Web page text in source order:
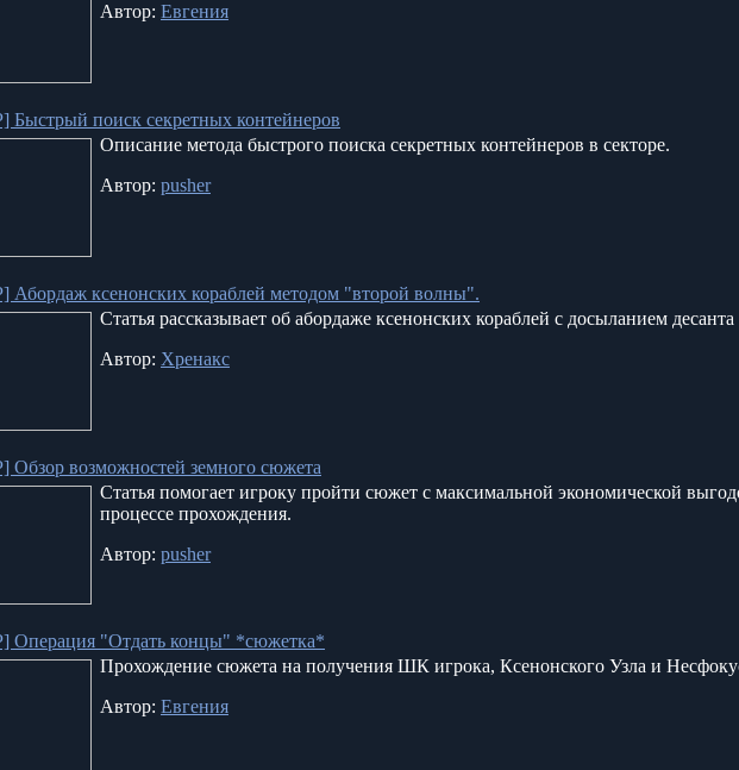
Автор: Евгения
Быстрый поиск секретных контейнеров
Описание метода быстрого поиска секретных контейнеров в секторе.
Автор: pusher
Абордаж ксенонских кораблей методом "второй волны".
Статья рассказывает об абордаже ксенонских кораблей с досыланием
Автор: Хренакс
Обзор возможностей земного сюжета
Статья помогает игроку пройти сюжет с максимальной экономической
процессе прохождения.
Автор: pusher
Операция "Отдать концы" *сюжетка*
Прохождение сюжета на получения ШК игрока, Ксенонского Узла и
Автор: Евгения